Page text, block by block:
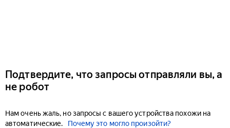
Подтвердите, что запросы отправляли вы, а
не робот
Нам очень жаль, но запросы с вашего устройства похожи на
автоматические.
Почему это могло произойти?